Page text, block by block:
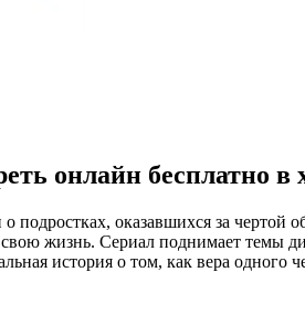
онлайн бесплатно в
подростках, оказавшихся за
жизнь. Сериал поднимает темы
история о том, как вера одного